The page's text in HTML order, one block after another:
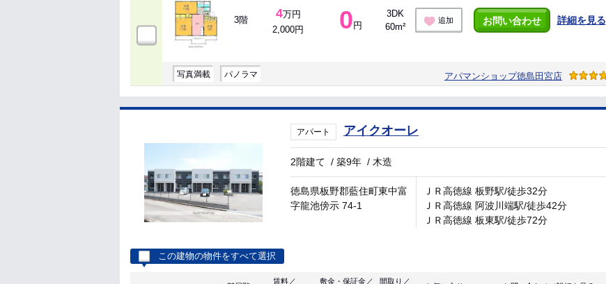
3階 4万円
2,000円
0 円
3DK
60m²
追加 お問い合わせ 詳細を見る
写真満載 パノラマ アパマンショップ徳島田宮店
アパート アイクオーレ
2階建て /築9年 / 木造
徳島県板野郡藍住町東中富
字龍池傍示 74-1
ＪＲ高徳線 板野駅/徒歩32分
ＪＲ高徳線 阿波川端駅/徒歩42分
ＪＲ高徳線 板東駅/徒歩72分
この建物の物件をすべて選択
賃料／ 敷金・保証金／ 間取り／